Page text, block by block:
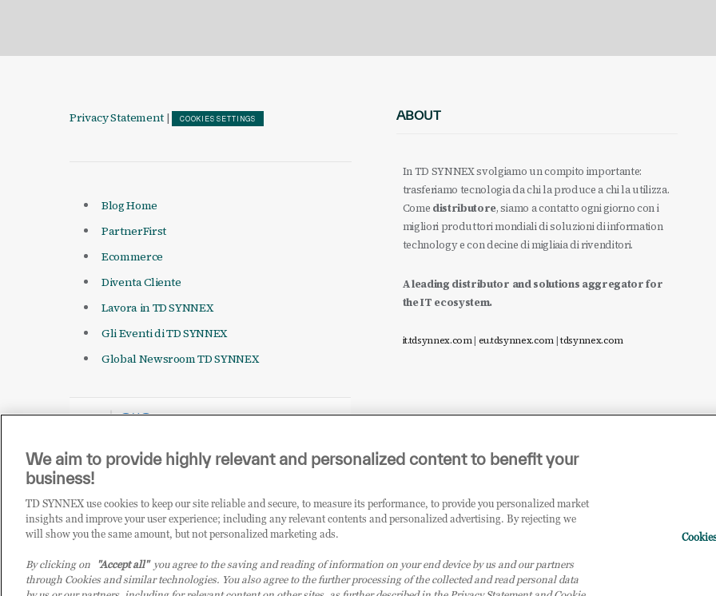
Privacy Statement | COOKIES SETTINGS
Blog Home
PartnerFirst
Ecommerce
Diventa Cliente
Lavora in TD SYNNEX
Gli Eventi di TD SYNNEX
Global Newsroom TD SYNNEX
ABOUT
In TD SYNNEX svolgiamo un compito importante:
trasferiamo tecnologia da chi la produce a chi la utilizza.
Come distributore, siamo a contatto ogni giorno con i
migliori produttori mondiali di soluzioni di information
technology e con decine di migliaia di rivenditori.
A leading distributor and solutions aggregator for
the IT ecosystem.
it.tdsynnex.com| eu.tdsynnex.com|tdsynnex.com
© 2026 TD SYNNEX Italy S.r.l. - Sede legale: via Luigi Russolo 9, 20138 Milano (MI) - Numero di iscrizione al Registro delle Imprese di Milano e
P.IVA: 07092780159 - Eur 12.569.000,00 i.v - TD SYNNEX e TD SYNNEX logo sono marchi registrati di TD SYNNEX Corporation negli Stati Uniti e in
We aim to provide highly relevant and personalized content to benefit your
business!
TD SYNNEX use cookies to keep our site reliable and secure, to measure its performance, to provide you personalized market
insights and improve your user experience; including any relevant contents and personalized advertising. By rejecting we
will show you the same amount, but not personalized marketing ads.
By clicking on "Accept all"you agree to the saving and reading of information on your end device by us and our partners
through Cookies and similar technologies. You also agree to the further processing of the collected and read personal data